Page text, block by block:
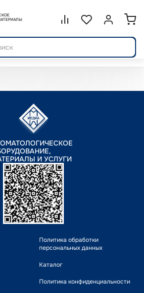
Сравнение.
СписокВойти или
И УСЛУГИ
Политика обработки
персональных данных
Каталог
Политика конфиденциальности